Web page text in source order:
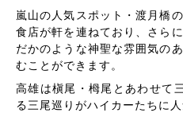
嵐山の人気スポット・渡月橋
食店が軒を連ねており、さら
だかのような神聖な雰囲気の
むことができます。
高雄は槇尾・栂尾とあわせて
る三尾巡りがハイカーたちに